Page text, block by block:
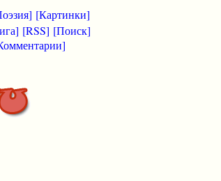
[Картинки]
[RSS] [Поиск]